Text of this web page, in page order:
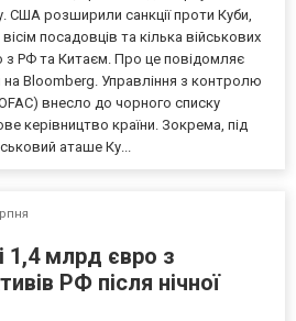
США розширили санкції проти Куби,
посадовців та кілька військових
з РФ та Китаєм. Про це повідомляє
на Bloomberg. Управління з контролю
внесло до чорного списку
керівництво країни. Зокрема, під
аташе Ку...
1,4 млрд євро з
РФ після нічної